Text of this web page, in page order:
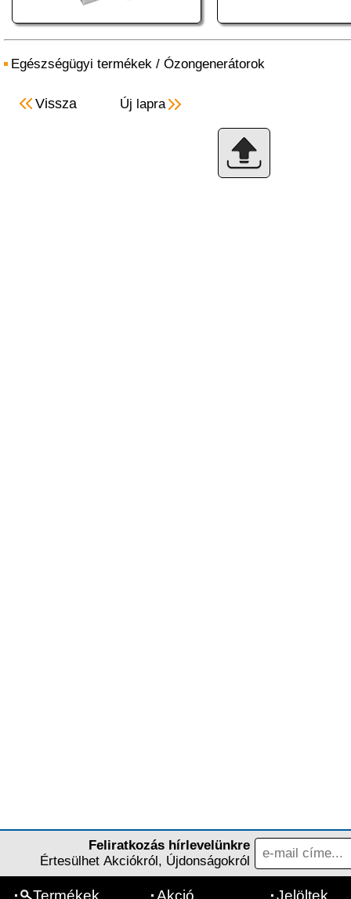
Egészségügyi termékek / Ózongenerátorok
Vissza Új lapra
Feliratkozás hírlevelünkre
Értesülhet Akciókról, Újdonságokról
Termékek Akció Jelöltek